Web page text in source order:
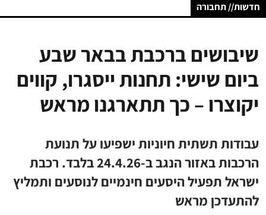
חדשות// תחבורה
שיבושים ברכבת בבאר שבע
ביום שישי: תחנות ייסגרו, קווים
יקוצרו – כך תתארגנו מראש
עבודות תשתית חיוניות ישפיעו על תנועת
הרכבות באזור הנגב ב-24.4.26 בלבד. רכבת
ישראל תפעיל היסעים חינמיים לנוסעים ותמליץ
להתעדכן מראש